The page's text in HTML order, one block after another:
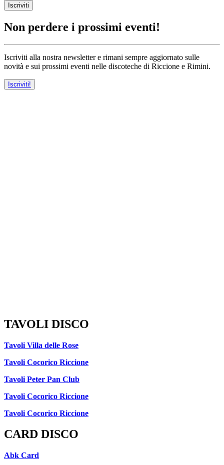
Iscriviti
Non perdere i prossimi eventi!
Iscriviti alla nostra newsletter e rimani sempre aggiornato sulle
novità e sui prossimi eventi nelle discoteche di Riccione e Rimini.
Iscriviti!
TAVOLI DISCO
Tavoli Villa delle Rose
Tavoli Cocorico Riccione
Tavoli Peter Pan Club
Tavoli Cocorico Riccione
Tavoli Cocorico Riccione
CARD DISCO
Abk Card